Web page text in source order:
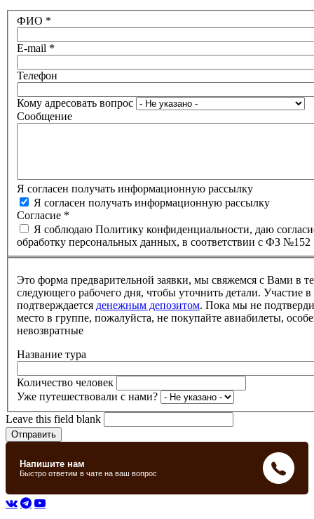
ФИО *
E-mail *
Телефон
Кому адресовать вопрос
Сообщение
Я согласен получать информационную рассылку
Я согласен получать информационную рассылку
Согласие *
Я соблюдаю Политику конфиденциальности, даю
обработку персональных данных, в соответствии с ФЗ №152
Это форма предварительной заявки, мы свяжемся с Вами в
следующего рабочего дня, чтобы уточнить детали. Участие в
подтверждается денежным депозитом. Пока мы не
место в группе, пожалуйста, не покупайте авиабилеты,
невозвратные
Название тура
Количество человек
Уже путешествовали с нами?
Leave this field blank